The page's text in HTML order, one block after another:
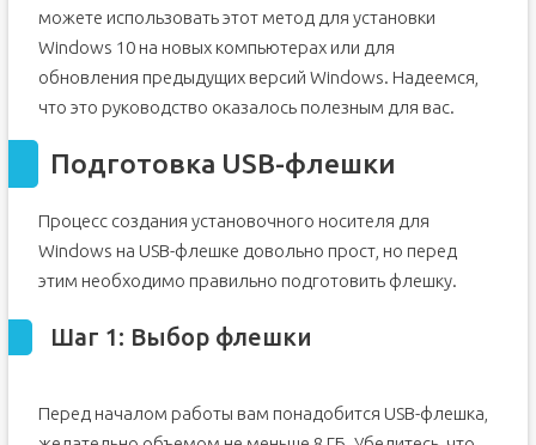
можете использовать этот метод для установки
Windows 10 на новых компьютерах или для
обновления предыдущих версий Windows. Надеемся,
что это руководство оказалось полезным для вас.
Подготовка USB-флешки
Процесс создания установочного носителя для
Windows на USB-флешке довольно прост, но перед
этим необходимо правильно подготовить флешку.
Шаг 1: Выбор флешки
Перед началом работы вам понадобится USB-флешка,